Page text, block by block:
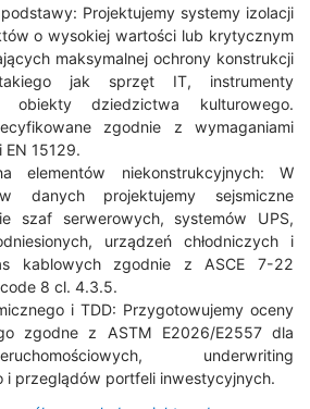
Projektujemy systemy izolacji
o wysokiej wartości lub krytycznym
maksymalnej ochrony konstrukcji
jak sprzęt IT, instrumenty
obiekty dziedzictwa kulturowego.
zgodnie z wymaganiami
EN 15129.
elementów niekonstrukcyjnych: W
danych projektujemy sejsmiczne
szaf serwerowych, systemów UPS,
urządzeń chłodniczych i
kablowych zgodnie z ASCE 7-22
8 cl. 4.3.5.
i TDD: Przygotowujemy oceny
zgodne z ASTM E2026/E2557 dla
underwriting
i przeglądów portfeli inwestycyjnych.